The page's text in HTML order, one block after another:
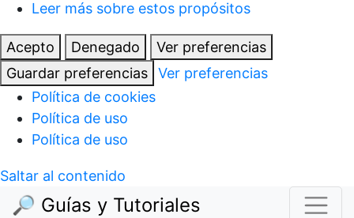
Leer más sobre estos propósitos
Acepto Denegado
Ver preferencias
Guardar preferencias
Ver preferencias
Política de cookies
Política de uso
Política de uso
Saltar al contenido
🔎 Guías y Tutoriales